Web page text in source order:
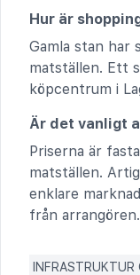
Hur är
Gamla stan har
matställen. Ett
köpcentrum i
Är det vanligt
Priserna är
matställen.
enklare
från arrangören.